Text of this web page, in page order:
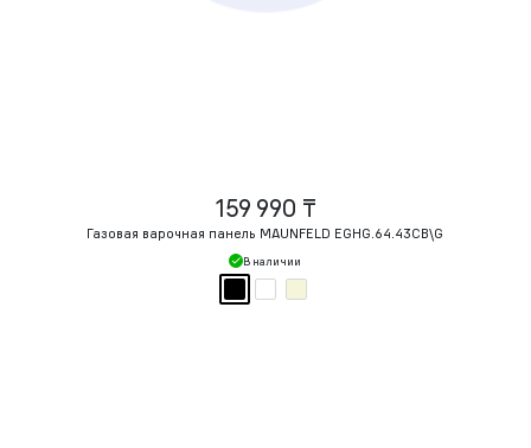
159 990 ₸
Газовая варочная панель MAUNFELD EGHG.64.43CB\G
В наличии